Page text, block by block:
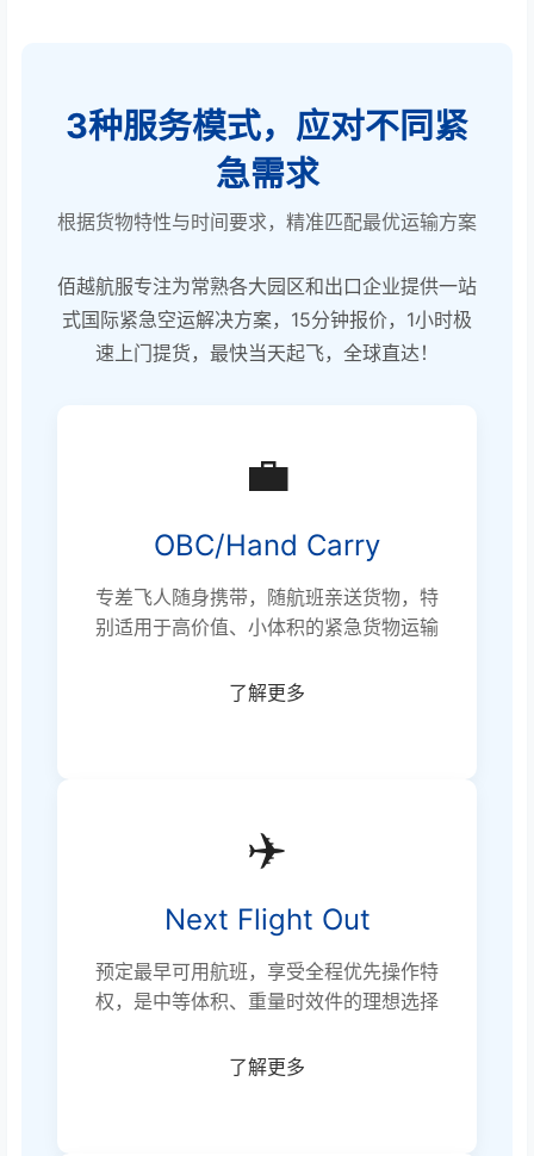
3种服务模式，应对不同紧
急需求
根据货物特性与时间要求，精准匹配最优运输方案
佰越航服专注为常熟各大园区和出口企业提供一站
式国际紧急空运解决方案，15分钟报价，1小时极
速上门提货，最快当天起飞，全球直达！
💼
OBC/Hand Carry
专差飞人随身携带，随航班亲送货物，特
别适用于高价值、小体积的紧急货物运输
了解更多
✈️
Next Flight Out
预定最早可用航班，享受全程优先操作特
权，是中等体积、重量时效件的理想选择
了解更多